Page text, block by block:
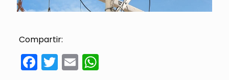
Compartir:
Facebook
Twitter
EmailWhatsApp